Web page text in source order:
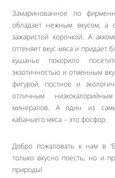
Замаринованное по
обладает нежным вкусом, а
зажаристой корочкой. А
оттеняет вкус мяса и придает
кушанье покорило
экзотичностью и отменным
фигурой, постное и
отличным
минералов. А один из
кабаньего мяса – это фосфор.
Добро пожаловать к нам в
только вкусно поесть, но и
природы!